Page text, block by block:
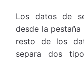
Los datos de
desde la pestaña
resto de los
separa dos